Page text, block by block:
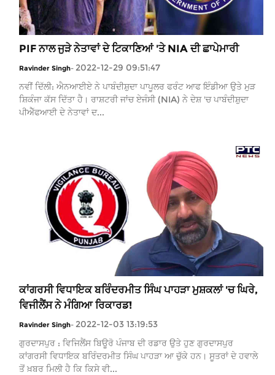
PIF ਨਾਲ ਜੁੜੇ ਨੇਤਾਵਾਂ ਦੇ ਟਿਕਾਣਿਆਂ 'ਤੇ NIA ਦੀ ਛਾਪੇਮਾਰੀ
Ravinder Singh- 2022-12-29 09:51:47
ਨਵੀਂ ਦਿੱਲੀ: ਐਨਆਈਏ ਨੇ ਪਾਬੰਦੀਸ਼ੁਦਾ ਪਾਪੂਲਰ ਫਰੰਟ ਆਫ ਇੰਡੀਆ ਉਤੇ ਮੁੜ
ਸ਼ਿਕੰਜਾ ਕੱਸ ਦਿੱਤਾ ਹੈ। ਰਾਸ਼ਟਰੀ ਜਾਂਚ ਏਜੰਸੀ (NIA) ਨੇ ਦੇਸ਼ 'ਚ ਪਾਬੰਦੀਸ਼ੁਦਾ
ਪੀਐੱਫਆਈ ਦੇ ਨੇਤਾਵਾਂ ਦ...
ਕਾਂਗਰਸੀ ਵਿਧਾਇਕ ਬਰਿੰਦਰਮੀਤ ਸਿੰਘ ਪਾਹੜਾ ਮੁਸ਼ਕਲਾਂ 'ਚ ਘਿਰੇ,
ਵਿਜੀਲੈਂਸ ਨੇ ਮੰਗਿਆ ਰਿਕਾਰਡ!
Ravinder Singh- 2022-12-03 13:19:53
ਗੁਰਦਾਸਪੁਰ : ਵਿਜਿਲੈਂਸ ਬਿਊਰੋ ਪੰਜਾਬ ਦੀ ਰਡਾਰ ਉਤੇ ਹੁਣ ਗੁਰਦਾਸਪੁਰ
ਕਾਂਗਰਸੀ ਵਿਧਾਇਕ ਬਰਿੰਦਰਮੀਤ ਸਿੰਘ ਪਾਹੜਾ ਆ ਚੁੱਕੇ ਹਨ। ਸੂਤਰਾਂ ਦੇ ਹਵਾਲੇ
ਤੋਂ ਖ਼ਬਰ ਮਿਲੀ ਹੈ ਕਿ ਕਿਸੇ ਵੀ...